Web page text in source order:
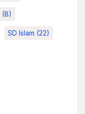
(8)
SD Islam (22)